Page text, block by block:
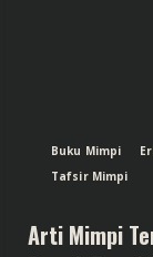
Buku Mimpi
Tafsir Mimpi
Arti Mimpi